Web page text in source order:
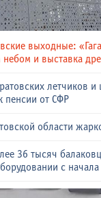
выходные:
и выставка
летчиков и
пенсии от СФР
области
36 тысяч
с начала